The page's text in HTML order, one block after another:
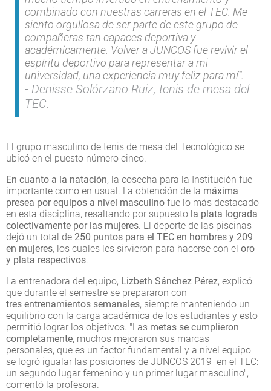
combinado con nuestras carreras en el TEC. Me
siento orgullosa de ser parte de este grupo de
compañeras tan capaces deportiva y
académicamente. Volver a JUNCOS fue revivir el
espíritu deportivo para representar a mi
universidad, una experiencia muy feliz para mí”.
Denisse Solórzano Ruiz, tenis de mesa del
TEC.
El grupo masculino de tenis de mesa del Tecnológico se
ubicó en el puesto número cinco.
En cuanto a la natación, la cosecha para la Institución fue
importante como en usual. La obtención de la máxima
presea por equipos a nivel masculino fue lo más destacado
en esta disciplina, resaltando por supuesto la plata lograda
colectivamente por las mujeres. El deporte de las piscinas
dejó un total de 250 puntos para el TEC en hombres y 209
en mujeres, los cuales les sirvieron para hacerse con el oro
y plata respectivos.
La entrenadora del equipo, Lizbeth Sánchez Pérez, explicó
que durante el semestre se prepararon con
tres entrenamientos semanales, siempre manteniendo un
equilibrio con la carga académica de los estudiantes y esto
permitió lograr los objetivos. "Las metas se cumplieron
completamente, muchos mejoraron sus marcas
personales, que es un factor fundamental y a nivel equipo
se logró igualar las posiciones de JUNCOS 2019 en el TEC:
un segundo lugar femenino y un primer lugar masculino",
comentó la profesora.